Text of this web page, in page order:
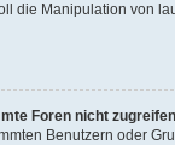
die Manipulation von
Foren nicht
Benutzern oder